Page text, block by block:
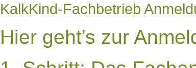
KalkKind-Fachbetrieb
Hier geht's zur